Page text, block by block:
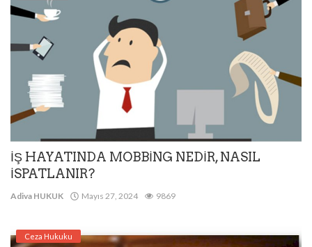
İŞ HAYATINDA MOBBİNG NEDİR, NASIL
İSPATLANIR?
Adiva HUKUK Mayıs 27, 2024 9869
Ceza Hukuku